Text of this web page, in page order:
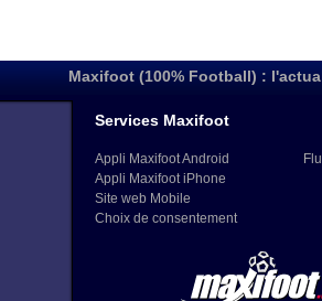
Maxifoot (100% Football) :
Services Maxifoot
Appli Maxifoot Android
Appli Maxifoot iPhone
Site web Mobile
Choix de consentement